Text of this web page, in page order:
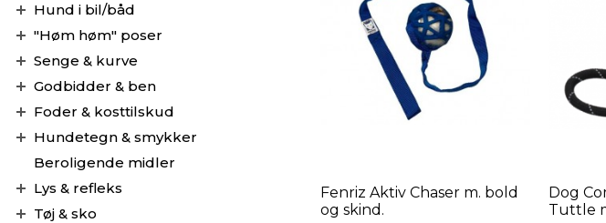
Hund i bil/båd
"Høm høm" poser
Senge & kurve
Godbidder & ben
Foder & kosttilskud
Hundetegn & smykker
Beroligende midler
Lys & refleks
Tøj & sko
Fenriz Aktiv Chaser m. bold
og skind.
Dog
Tuttle